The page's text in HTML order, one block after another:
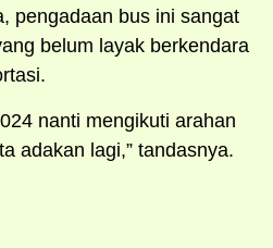
pengadaan bus ini sangat
belum layak berkendara
nanti mengikuti arahan
adakan lagi,” tandasnya.